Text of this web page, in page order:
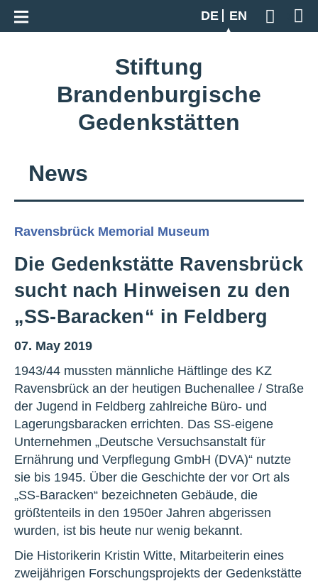
DE
EN
Geben
Go back to overview
Stiftung
Brandenburgische
Gedenkstätten
News
Ravensbrück Memorial Museum
Die Gedenkstätte Ravensbrück
sucht nach Hinweisen zu den
„SS-Baracken“ in Feldberg
07. May 2019
1943/44 mussten männliche Häftlinge des KZ
Ravensbrück an der heutigen Buchenallee / Straße
der Jugend in Feldberg zahlreiche Büro- und
Lagerungsbaracken errichten. Das SS-eigene
Unternehmen „Deutsche Versuchsanstalt für
Ernährung und Verpflegung GmbH (DVA)“ nutzte
sie bis 1945. Über die Geschichte der vor Ort als
„SS-Baracken“ bezeichneten Gebäude, die
größtenteils in den 1950er Jahren abgerissen
wurden, ist bis heute nur wenig bekannt.
Die Historikerin Kristin Witte, Mitarbeiterin eines
zweijährigen Forschungsprojekts der Gedenkstätte